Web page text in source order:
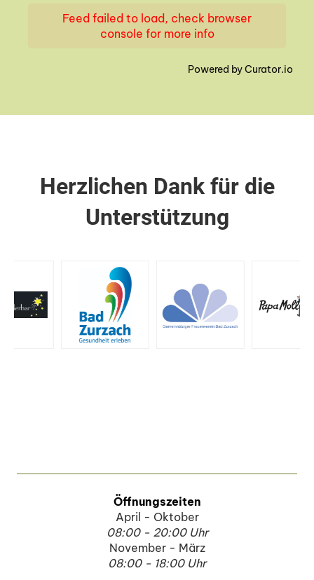
Feed failed to load, check browser
console for more info
Powered by Curator.io
Herzlichen Dank für die
Unterstützung
Öffnungszeiten
April - Oktober
08:00 - 20:00 Uhr
November - März
08:00 - 18:00 Uhr